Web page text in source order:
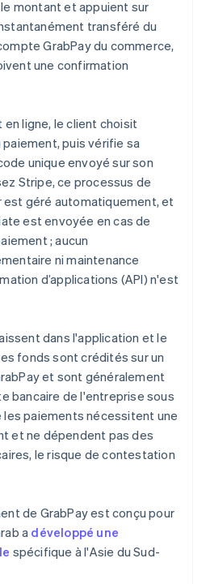
montant et appuient sur
transféré du
GrabPay du commerce,
une confirmation
ligne, le client choisit
puis vérifie sa
unique envoyé sur son
Stripe, ce processus de
géré automatiquement, et
est envoyée en cas de
; aucun
ni maintenance
d’applications (API) n'est
dans l'application et le
fonds sont crédités sur un
et sont généralement
bancaire de l'entreprise sous
les paiements nécessitent une
et ne dépendent pas des
le risque de contestation
de GrabPay est conçu pour
a développé une
spécifique à l'Asie du Sud-